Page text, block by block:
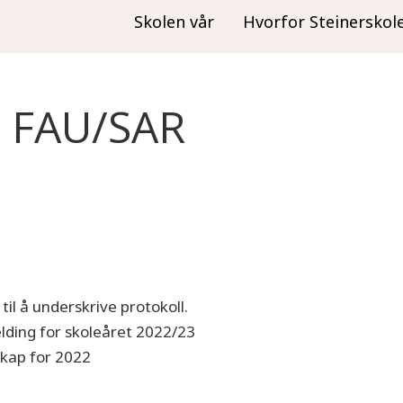
Skolen vår Hvorfor
SAR
å underskrive protokoll.
for skoleåret 2022/23
for 2022